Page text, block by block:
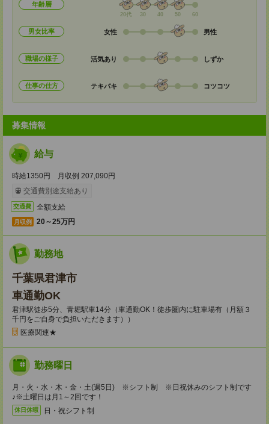
年齢層
20代 30 40 50 60
男女比率 女性 男性
職場の様子 活気あり しずか
仕事の仕方 テキパキ コツコツ
募集情報
給与
時給1350円 月収例 207,090円
交通費別途支給あり
交通費 全額支給
月収例 20～25万円
勤務地
千葉県君津市
車通勤OK
君津駅徒歩5分、青堀駅車14分（車通勤OK！徒歩圏内に駐車場有（月額３
千円をご自身で負担いただきます））
医療関連★
勤務曜日
月・火・水・木・金・土(週5日) ※シフト制 ※日祝休みのシフト制です
♪※土曜日は月1～2回です！
休日休暇 日・祝シフト制